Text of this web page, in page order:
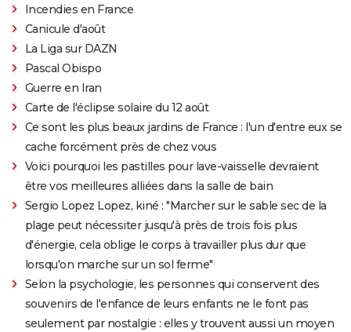
Incendies en France
Canicule d'août
La Liga sur DAZN
Pascal Obispo
Guerre en Iran
Carte de l'éclipse solaire du 12 août
Ce sont les plus beaux jardins de France : l'un d'entre eux se
cache forcément près de chez vous
Voici pourquoi les pastilles pour lave-vaisselle devraient
être vos meilleures alliées dans la salle de bain
Sergio Lopez Lopez, kiné : "Marcher sur le sable sec de la
plage peut nécessiter jusqu'à près de trois fois plus
d'énergie, cela oblige le corps à travailler plus dur que
lorsqu'on marche sur un sol ferme"
Selon la psychologie, les personnes qui conservent des
souvenirs de l'enfance de leurs enfants ne le font pas
seulement par nostalgie : elles y trouvent aussi un moyen